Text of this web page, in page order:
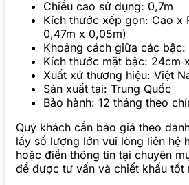
Chiều cao sử dụng: 0,7m
Kích thước xếp gọn: Cao x
0,47m x 0,05m)
Khoảng cách giữa các bậc:
Kích thước mặt bậc: 24cm
Xuất xứ thương hiệu: Việt
Sản xuất tại: Trung Quốc
Bảo hành: 12 tháng theo
Quý khách cần báo giá theo
lấy số lượng lớn vui lòng liên hệ
hoặc điền thông tin tại chuyên
để được tư vấn và chiết khấu tốt